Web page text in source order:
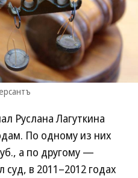
Руслана Лагуткина
По одному из них
а по другому —
суд, в 2011–2012 годах